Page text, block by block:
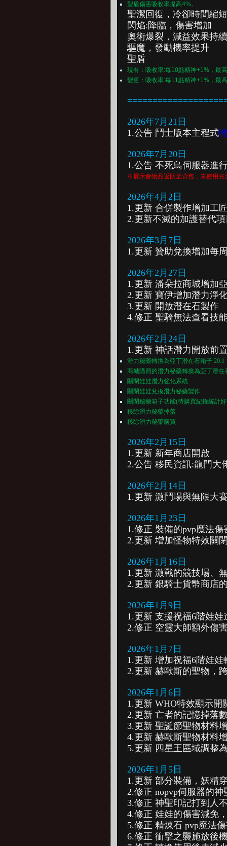
聖盾傷害吸收率提高4%。
聖潔回復， 冷卻時間縮
閃焰:降臨， 傷害增加
奧術爆裂， 減益效果持
驅魔， 發動機率提升
聖盾
現有：吸收率:每10點精神+1%，最
變更：吸收率:每11點精神+1%，最
2026年7月21日
1.公告 鬥士版本主程式
2026年7月20日
1.公告 不死鳥伺服器進
※展示會物品返回至背包，未使用完
2026年4月2日
1.更新 合併製作增加工
2.更新不滅的加護替代
2026年3月7日
1.更新 贊助兌換增加每
2026年2月27日
1.更新 潘朵拉商城增加
2.更新 寶伊增加潛力淨
3.更新 開放潛在石製作
4.修正 聖騎無法查看技
2026年2月24日
1.更新 神話潛力開放前
潛力秘藥轉換為亞丁潛在石箱子 20:1
商城購買的潛力秘藥轉換為亞丁潛在
關閉娃娃潛力強化系統
關閉娃娃兌換潛力秘藥製作
關閉秘藥箱子功能(待購買紀錄統計
移除潛力秘藥掉落
移除潛力秘藥購買
2026年2月15日
1.更新 新年商店開啟
2.公告 移民資訊:龍門大
2026年2月14日
1.更新 激鬥場與無限大
2026年1月23日
1.修正 裝備的pvp魔法
2.更新 增加怪物特效關
2026年1月16日
1.更新 激戰的競技場、
2.更新 銀騎士貨幣商店
2026年1月9日
1.更新 支援祝福6階娃
2.修正 空靈大師額外傷
2026年1月7日
1.更新 增加祝福6階娃
2.更新 赫歐斯的聖物，
2026年1月6日
1.更新 WHO特效顯示
2.更新 亡者的記憶掉落
3.更新 聖誕節聖物材料
4.更新 赫歐斯聖物材料
5.更新 四星王區域調整
2026年1月5日
1.更新 部分裝備，妖精
2.修正 nopvp伺服器的
3.修正 神聖印記打到人
4.修正 娃娃的傷害減免
5.修正 精煉石 pvp魔法
6.修正 衝擊之襲施放後